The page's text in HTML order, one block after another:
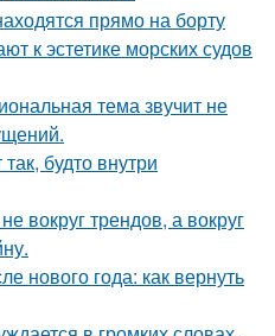
прямо на борту
к эстетике морских судов
тема звучит не
будто внутри
вокруг трендов, а вокруг
нового года: как вернуть